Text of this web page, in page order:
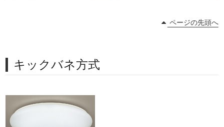
ページの先頭へ
キックバネ方式